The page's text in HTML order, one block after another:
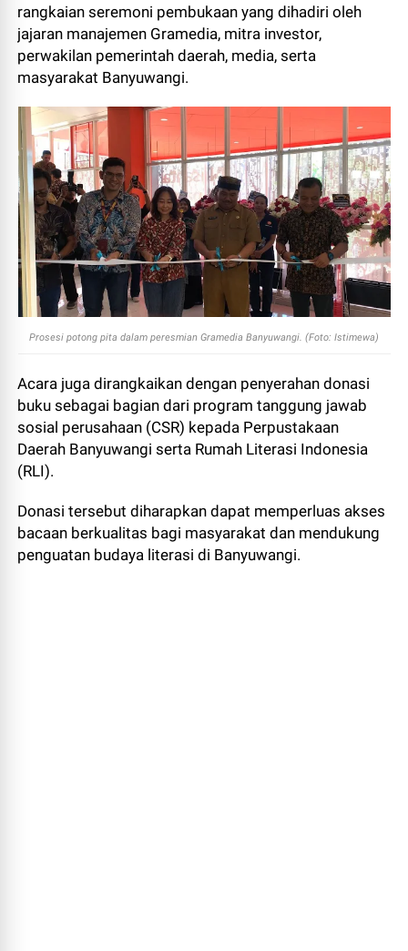
rangkaian seremoni pembukaan yang dihadiri oleh
jajaran manajemen Gramedia, mitra investor,
perwakilan pemerintah daerah, media, serta
masyarakat Banyuwangi.
Prosesi potong pita dalam peresmian Gramedia Banyuwangi. (Foto: Istimewa)
Acara juga dirangkaikan dengan penyerahan donasi
buku sebagai bagian dari program tanggung jawab
sosial perusahaan (CSR) kepada Perpustakaan
Daerah Banyuwangi serta Rumah Literasi Indonesia
(RLI).
Donasi tersebut diharapkan dapat memperluas akses
bacaan berkualitas bagi masyarakat dan mendukung
penguatan budaya literasi di Banyuwangi.